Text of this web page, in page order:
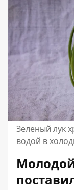
Зеленый лук
водой в